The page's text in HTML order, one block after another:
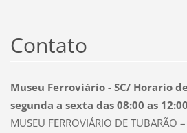
Contato
Museu Ferroviário - SC/ Horario
segunda a sexta das 08:00 as
MUSEU FERROVIÁRIO DE TUBARÃO